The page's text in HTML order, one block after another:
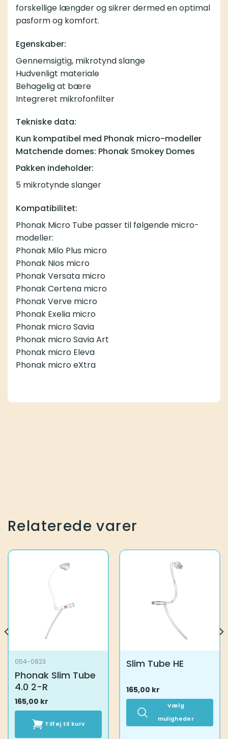
forskellige længder og sikrer dermed en optimal
pasform og komfort.
Egenskaber:
Gennemsigtig, mikrotynd slange
Hudvenligt materiale
Behagelig at bære
Integreret mikrofonfilter
Tekniske data:
Kun kompatibel med Phonak micro-modeller
Matchende domes: Phonak Smokey Domes
Pakken indeholder:
5 mikrotynde slanger
Kompatibilitet:
Phonak Micro Tube passer til følgende micro-
modeller:
Phonak Milo Plus micro
Phonak Nios micro
Phonak Versata micro
Phonak Certena micro
Phonak Verve micro
Phonak Exelia micro
Phonak micro Savia
Phonak micro Savia Art
Phonak micro Eleva
Phonak micro eXtra
Relaterede varer
054-0823
Phonak Slim Tube
4.0 2-R
165,00 kr
Tilføj til kurv
Slim Tube HE
165,00 kr
Vælg
muligheder